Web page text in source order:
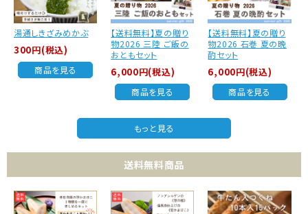
湯通しきざみめかぶ
300円(税込)
商品を見る
【送料無料】夏の贈り
物2026 三陸 ご飯の
おともセット
6,000円(税込)
商品を見る
【送料無料】夏の贈り
物2026 石巻 夏の晩
酌セット
6,000円(税込)
商品を見る
もっと見る
送料無料商品